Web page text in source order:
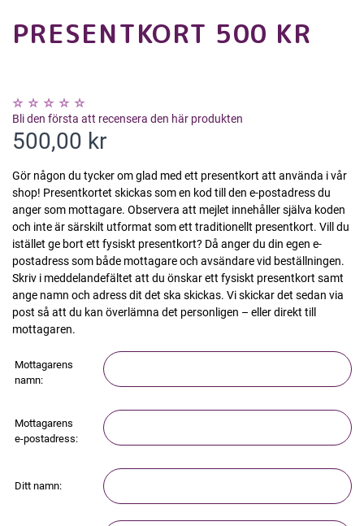
PRESENTKORT 500 KR
Bli den första att recensera den här produkten
500,00 kr
Gör någon du tycker om glad med ett presentkort att använda i vår
shop! Presentkortet skickas som en kod till den e-postadress du
anger som mottagare. Observera att mejlet innehåller själva koden
och inte är särskilt utformat som ett traditionellt presentkort. Vill du
istället ge bort ett fysiskt presentkort? Då anger du din egen e-
postadress som både mottagare och avsändare vid beställningen.
Skriv i meddelandefältet att du önskar ett fysiskt presentkort samt
ange namn och adress dit det ska skickas. Vi skickar det sedan via
post så att du kan överlämna det personligen – eller direkt till
mottagaren.
Mottagarens
namn:
Mottagarens
e-postadress:
Ditt namn: